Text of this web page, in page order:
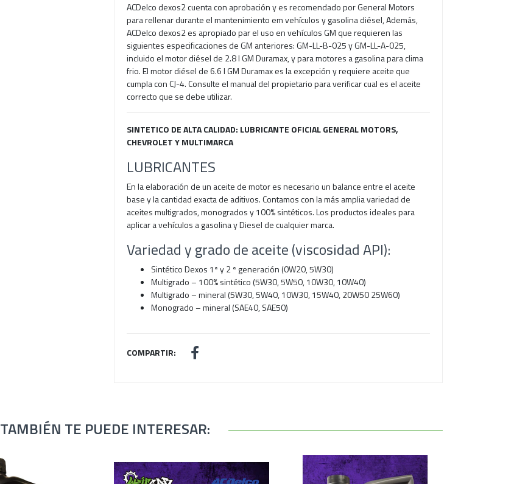
ACDelco dexos2 cuenta con aprobación y es recomendado por General Motors
para rellenar durante el mantenimiento em vehículos y gasolina diésel, Además,
ACDelco dexos2 es apropiado par el uso en vehículos GM que requieren las
siguientes especificaciones de GM anteriores: GM-LL-B-025 y GM-LL-A-025,
incluido el motor diésel de 2.8 l GM Duramax, y para motores a gasolina para clima
frio. El motor diésel de 6.6 l GM Duramax es la excepción y requiere aceite que
cumpla con CJ-4. Consulte el manual del propietario para verificar cual es el aceite
correcto que se debe utilizar.
SINTETICO DE ALTA CALIDAD: LUBRICANTE OFICIAL GENERAL MOTORS,
CHEVROLET Y MULTIMARCA
LUBRICANTES
En la elaboración de un aceite de motor es necesario un balance entre el aceite
base y la cantidad exacta de aditivos. Contamos con la más amplia variedad de
aceites multigrados, monogrados y 100% sintéticos. Los productos ideales para
aplicar a vehículos a gasolina y Diesel de cualquier marca.
Variedad y grado de aceite (viscosidad API):
Sintético Dexos 1ª y 2 ª generación (0W20, 5W30)
Multigrado – 100% sintético (5W30, 5W50, 10W30, 10W40)
Multigrado – mineral (5W30, 5W40, 10W30, 15W40, 20W50 25W60)
Monogrado – mineral (SAE40, SAE50)
COMPARTIR:
TAMBIÉN TE PUEDE INTERESAR: